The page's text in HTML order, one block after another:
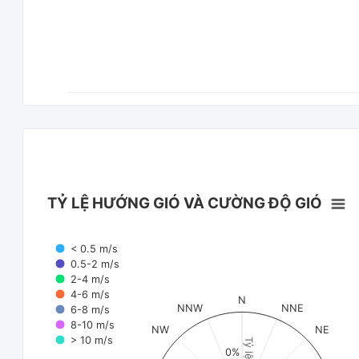
TỶ LỆ HƯỚNG GIÓ VÀ CƯỜNG ĐỘ GIÓ
< 0.5 m/s
0.5-2 m/s
2-4 m/s
4-6 m/s
6-8 m/s
8-10 m/s
> 10 m/s
N
NNE
NE
NW
NNW
0%